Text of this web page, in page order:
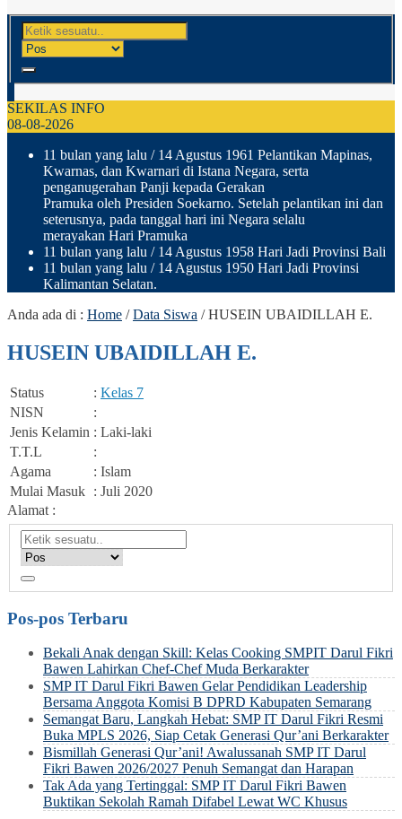
SEKILAS INFO
08-08-2026
11 bulan yang lalu / 14 Agustus 1961 Pelantikan Mapinas,
Kwarnas, dan Kwarnari di Istana Negara, serta
penganugerahan Panji kepada Gerakan
Pramuka oleh Presiden Soekarno. Setelah pelantikan ini dan
seterusnya, pada tanggal hari ini Negara selalu
merayakan Hari Pramuka
11 bulan yang lalu / 14 Agustus 1958 Hari Jadi Provinsi Bali
11 bulan yang lalu / 14 Agustus 1950 Hari Jadi Provinsi
Kalimantan Selatan.
Anda ada di : Home /Data Siswa /HUSEIN UBAIDILLAH E.
HUSEIN UBAIDILLAH E.
Status : Kelas 7
NISN
:
Jenis Kelamin : Laki-laki
T.T.L
:
Agama
: Islam
Mulai Masuk : Juli 2020
Alamat :
Pos-pos Terbaru
Bekali Anak dengan Skill: Kelas Cooking SMPIT Darul Fikri
Bawen Lahirkan Chef-Chef Muda Berkarakter
SMP IT Darul Fikri Bawen Gelar Pendidikan Leadership
Bersama Anggota Komisi B DPRD Kabupaten Semarang
Semangat Baru, Langkah Hebat: SMP IT Darul Fikri Resmi
Buka MPLS 2026, Siap Cetak Generasi Qur’ani Berkarakter
Bismillah Generasi Qur’ani! Awalussanah SMP IT Darul
Fikri Bawen 2026/2027 Penuh Semangat dan Harapan
Tak Ada yang Tertinggal: SMP IT Darul Fikri Bawen
Buktikan Sekolah Ramah Difabel Lewat WC Khusus